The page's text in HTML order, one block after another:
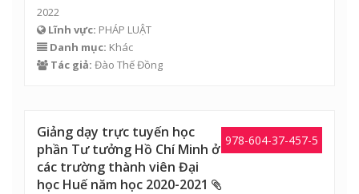
2022
Lĩnh vực: PHÁP LUẬT
Danh mục: Khác
Tác giả: Đào Thế Đồng
978-604-37-457-5
Giảng dạy trực tuyến học
phần Tư tưởng Hồ Chí Minh ở
các trường thành viên Đại
học Huế năm học 2020-2021